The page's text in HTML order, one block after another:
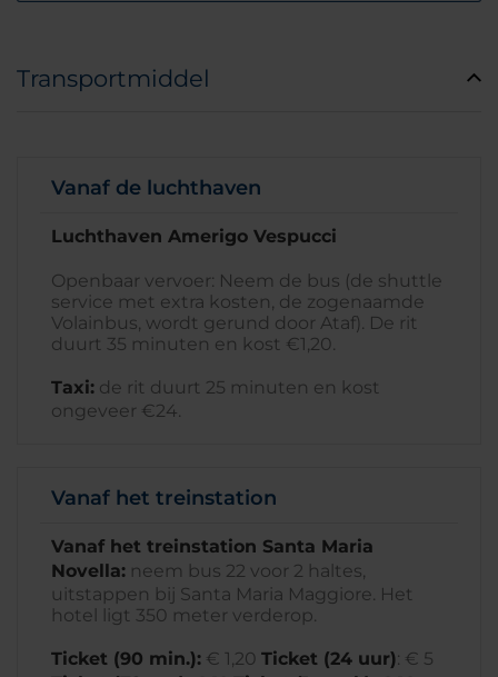
Transportmiddel
Vanaf de luchthaven
Luchthaven Amerigo Vespucci
Openbaar vervoer: Neem de bus (de shuttle
service met extra kosten, de zogenaamde
Volainbus, wordt gerund door Ataf). De rit
duurt 35 minuten en kost €1,20.
Taxi: de rit duurt 25 minuten en kost
ongeveer €24.
Vanaf het treinstation
Vanaf het treinstation Santa Maria
Novella: neem bus 22 voor 2 haltes,
uitstappen bij Santa Maria Maggiore. Het
hotel ligt 350 meter verderop.
Ticket (90 min.): € 1,20 Ticket (24 uur): € 5